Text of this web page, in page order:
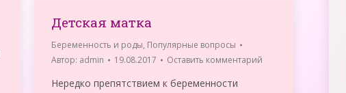
Детская матка
Беременность и роды, Популярные вопросы
Автор: admin 19.08.2017 Оставить комментарий
Нередко препятствием к беременности